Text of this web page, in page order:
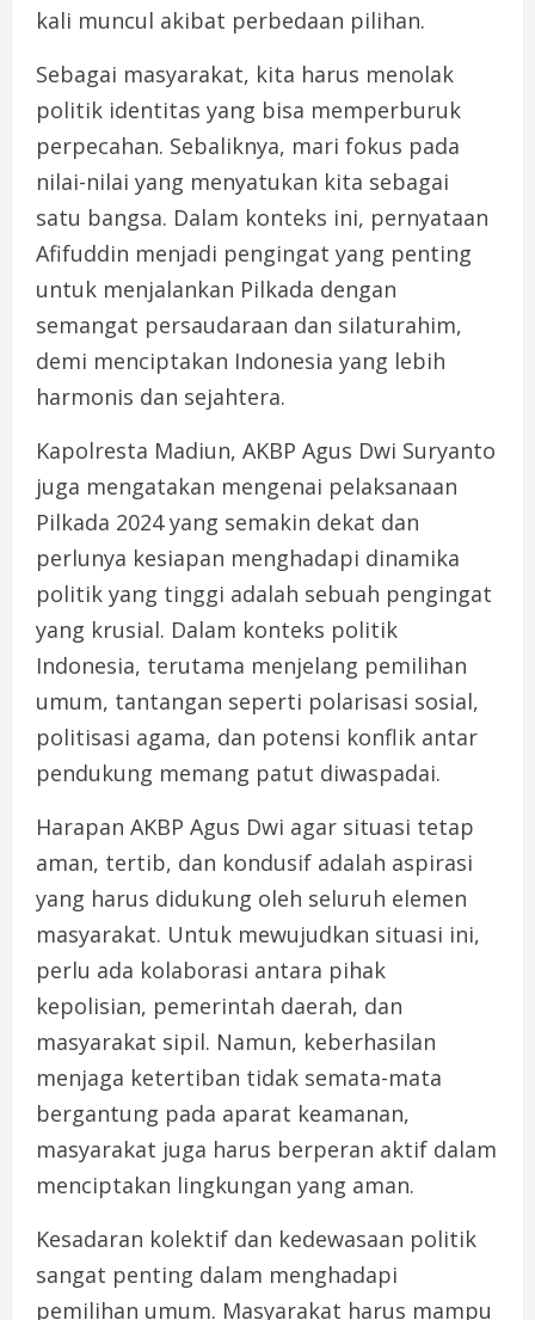
kali muncul akibat perbedaan pilihan.
Sebagai masyarakat, kita harus menolak
politik identitas yang bisa memperburuk
perpecahan. Sebaliknya, mari fokus pada
nilai-nilai yang menyatukan kita sebagai
satu bangsa. Dalam konteks ini, pernyataan
Afifuddin menjadi pengingat yang penting
untuk menjalankan Pilkada dengan
semangat persaudaraan dan silaturahim,
demi menciptakan Indonesia yang lebih
harmonis dan sejahtera.
Kapolresta Madiun, AKBP Agus Dwi Suryanto
juga mengatakan mengenai pelaksanaan
Pilkada 2024 yang semakin dekat dan
perlunya kesiapan menghadapi dinamika
politik yang tinggi adalah sebuah pengingat
yang krusial. Dalam konteks politik
Indonesia, terutama menjelang pemilihan
umum, tantangan seperti polarisasi sosial,
politisasi agama, dan potensi konflik antar
pendukung memang patut diwaspadai.
Harapan AKBP Agus Dwi agar situasi tetap
aman, tertib, dan kondusif adalah aspirasi
yang harus didukung oleh seluruh elemen
masyarakat. Untuk mewujudkan situasi ini,
perlu ada kolaborasi antara pihak
kepolisian, pemerintah daerah, dan
masyarakat sipil. Namun, keberhasilan
menjaga ketertiban tidak semata-mata
bergantung pada aparat keamanan,
masyarakat juga harus berperan aktif dalam
menciptakan lingkungan yang aman.
Kesadaran kolektif dan kedewasaan politik
sangat penting dalam menghadapi
pemilihan umum. Masyarakat harus mampu